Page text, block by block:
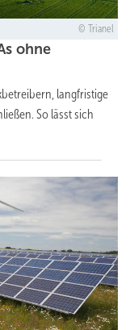
Trianel
ohne
langfristige
So lässt sich